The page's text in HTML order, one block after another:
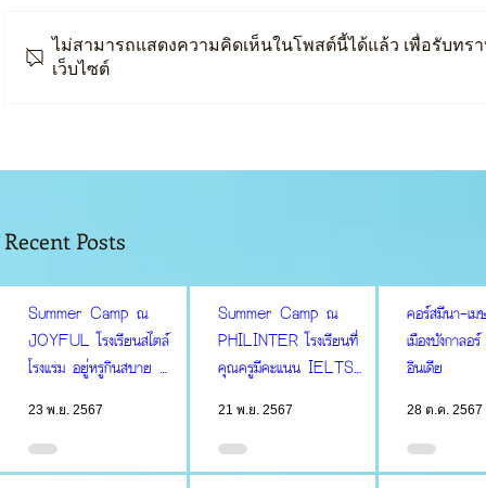
ไม่สามารถแสดงความคิดเห็นในโพสต์นี้ได้แล้ว เพื่อรับทร
เว็บไซต์
Recent Posts
Summer Camp ณ
JOYFUL โรงเรียนสไตล์
โรงแรม อยู่หรูกินสบาย มี
23 พ.ย. 2567
Summer Camp ณ
PHILINTER โรงเรียนที่
คุณครูมีคะแนน IELTS
21 พ.ย. 2567
คอร์สมีนา-เ
เมืองบังกาลอ
อินเดีย
28 ต.ค. 2567